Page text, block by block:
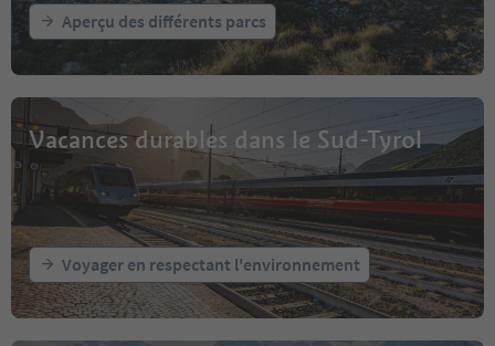
Aperçu des différents parcs
Vacances durables dans le Sud-Tyrol
Voyager en respectant l'environnement